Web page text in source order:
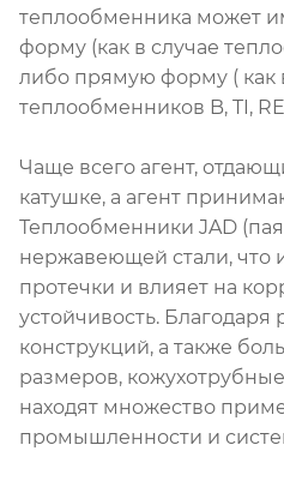
теплообменника может
форму (как в случае
либо прямую форму ( как
теплообменников B, TI,
Чаще всего агент,
катушке, а агент
Теплообменники JAD
нержавеющей стали, что
протечки и влияет на
устойчивость.
конструкций, а также
размеров,
находят множество
промышленности и